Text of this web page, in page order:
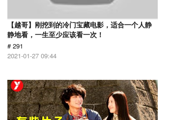
【越哥】刚挖到的冷门宝藏电影，适合一个人静
静地看，一生至少应该看一次！
# 291
2021-01-27 09:44